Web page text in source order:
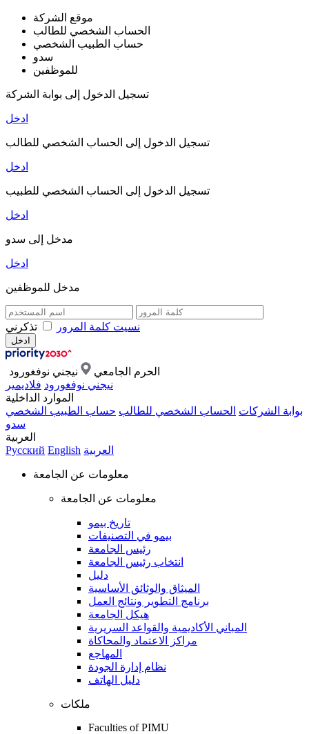
موقع الشركة
الحساب الشخصي للطالب
حساب الطبيب الشخصي
سدو
للموظفين
تسجيل الدخول إلى بوابة الشركة
ادخل
تسجيل الدخول إلى الحساب الشخصي للطالب
ادخل
تسجيل الدخول إلى الحساب الشخصي للطبيب
ادخل
مدخل إلى سدو
ادخل
مدخل للموظفين
نسيت كلمة المرور تذكرني
الحرم الجامعي
نيجني نوفغورود
نيجني نوفغورود فلاديمير
الموارد الداخلية
بوابة الشركات الحساب الشخصي للطالب حساب الطبيب الشخصي
سدو
العربية
Русский English العربية
معلومات عن الجامعة
معلومات عن الجامعة
تاريخ بيمو
بيمو في التصنيفات
رئيس الجامعة
انتخاب رئيس الجامعة
دليل
الميثاق والوثائق الأساسية
برنامج التطوير ونتائج العمل
هيكل الجامعة
المباني الأكاديمية والقواعد السريرية
مراكز الاعتماد والمحاكاة
المهاجع
نظام إدارة الجودة
دليل الهاتف
ملكات
Faculties of PIMU